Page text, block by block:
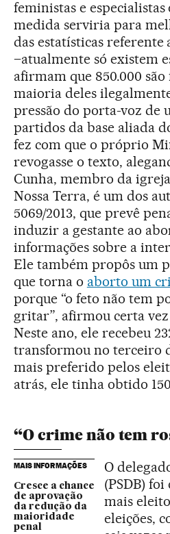
feministas e
medida serviria para
das estatísticas
–atualmente só existem
afirmam que 850.000
maioria deles
pressão do porta-voz de
partidos da base aliada
fez com que o próprio
revogasse o texto,
Cunha, membro da
Nossa Terra, é um dos
5069/2013, que prevê
induzir a gestante ao
informações sobre a
Ele também propôs um
que torna o aborto um
porque “o feto não tem
gritar”, afirmou certa
Neste ano, ele recebeu
transformou no terceiro
mais preferido pelos
atrás, ele tinha obtido
“O crime não tem
MAIS INFORMAÇÕES
Cresce a chance
de aprovação
da redução da
maioridade
penal
O
(PSDB)
mais
eleições,